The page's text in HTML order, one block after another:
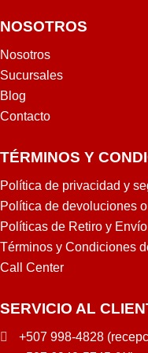
NOSOTROS
Nosotros
Sucursales
Blog
Contacto
TÉRMINOS Y
Política de privacidad y
Política de devoluciones
Políticas de Retiro y
Términos y Condiciones
Call Center
SERVICIO AL
+507 998-4828